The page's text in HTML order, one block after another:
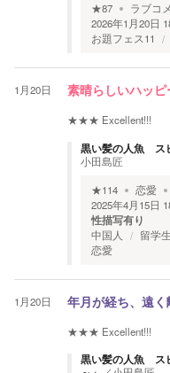
★87 ラブコメ
2026年1月20日
お題フェス11
1月20日 素晴らしいハッピ
★★★ Excellent!!!
黒い髪の人魚 ス
小田島匠
★114 恋愛
2025年4月15日
性描写有り
中国人 留学生
恋愛
1月20日 年月が経ち、遠
★★★ Excellent!!!
黒い髪の人魚